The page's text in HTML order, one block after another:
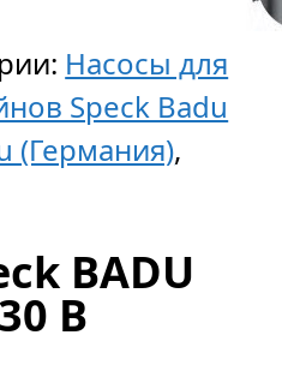
Насосы для
Speck Badu
(Германия),
BADU
В